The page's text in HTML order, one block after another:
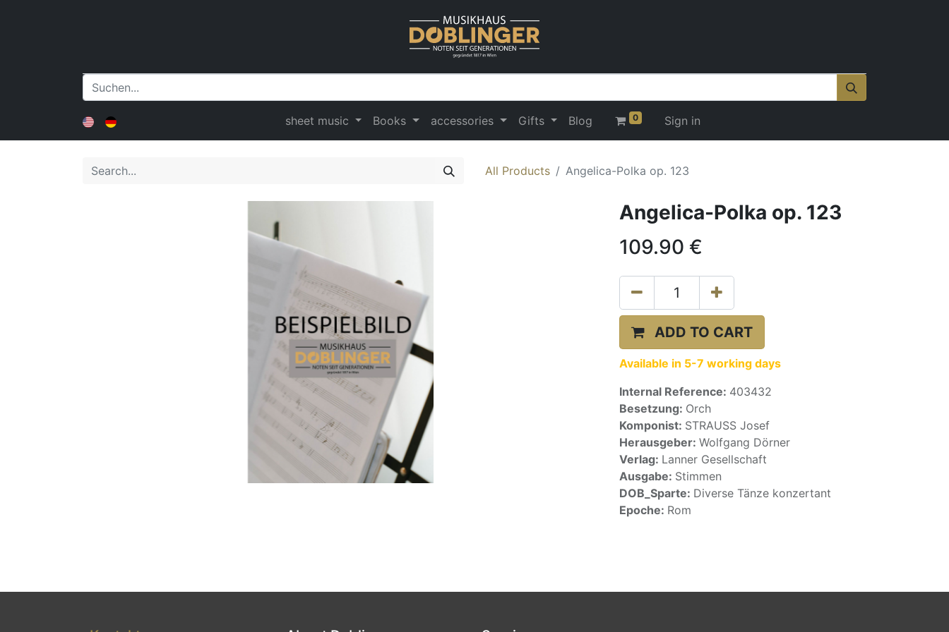
sheet music Books accessories Gifts Blog 0 Sign in
All Products Angelica-Polka op. 123
Angelica-Polka op. 123
109.90 €
ADD TO CART
Available in 5-7 working days
Internal Reference: 403432
Besetzung: Orch
Komponist: STRAUSS Josef
Herausgeber: Wolfgang Dörner
Verlag: Lanner Gesellschaft
Ausgabe: Stimmen
DOB_Sparte: Diverse Tänze konzertant
Epoche: Rom